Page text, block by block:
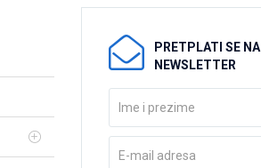
PRETPLATI SE NA
NEWSLETTER